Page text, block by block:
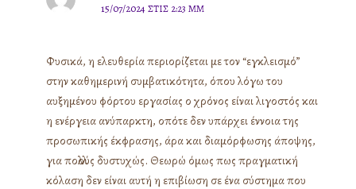
15/07/2024 ΣΤΙΣ 2:23 ΜΜ
Φυσικά, η ελευθερία περιορίζεται με τον “εγκλεισμό”
στην καθημερινή συμβατικότητα, όπου λόγω του
αυξημένου φόρτου εργασίας ο χρόνος είναι λιγοστός και
η ενέργεια ανύπαρκτη, οπότε δεν υπάρχει έννοια της
προσωπικής έκφρασης, άρα και διαμόρφωσης άποψης,
για πολλούς δυστυχώς. Θεωρώ όμως πως πραγματική
κόλαση δεν είναι αυτή η επιβίωση σε ένα σύστημα που